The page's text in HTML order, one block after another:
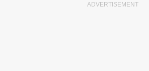
ADVERTISEMENT